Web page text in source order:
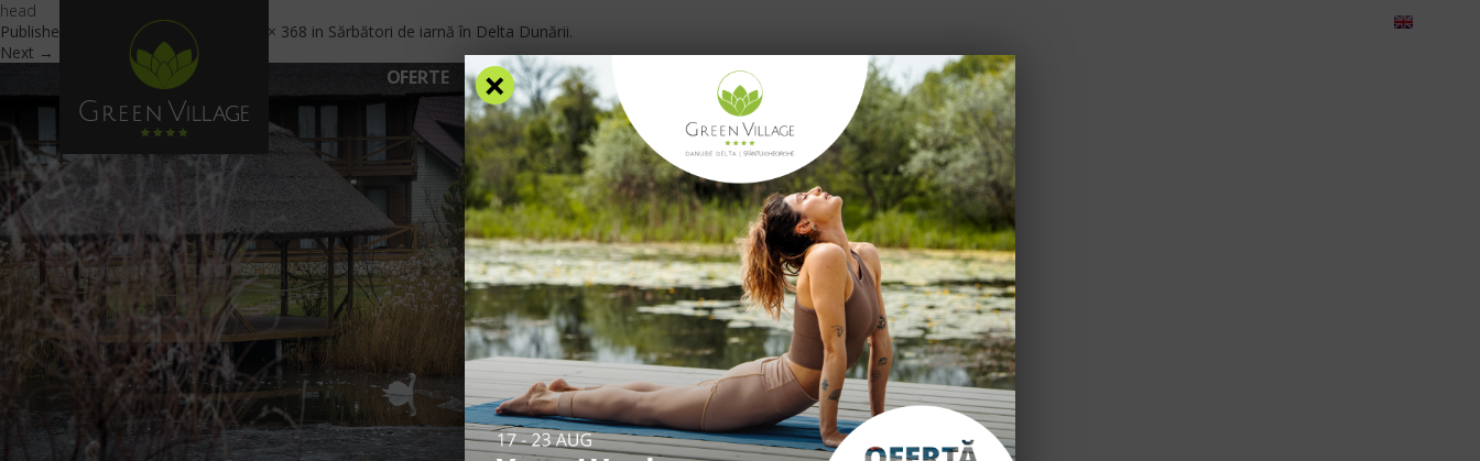
OFERTE CAZARE FACILITĂȚI EXPERIENȚE TARIFE INFO UTILE CORPORATE
head
Published
December 22, 2020 624 × 368 in Sărbători de iarnă în Delta Dunării.
Next →
×